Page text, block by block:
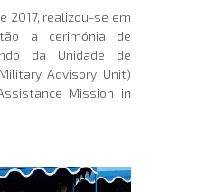
2017, realizou-se em
a cerimónia de
da Unidade de
Advisory Unit)
Mission in